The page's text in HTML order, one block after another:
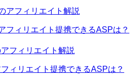
フィリエイト提携できるASPは？
ィリエイト提携できるASPは？